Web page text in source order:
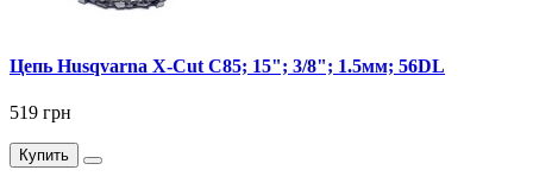
Цепь Husqvarna X-Cut C85; 15"; 3/8"; 1.5мм; 56DL
519 грн
Купить